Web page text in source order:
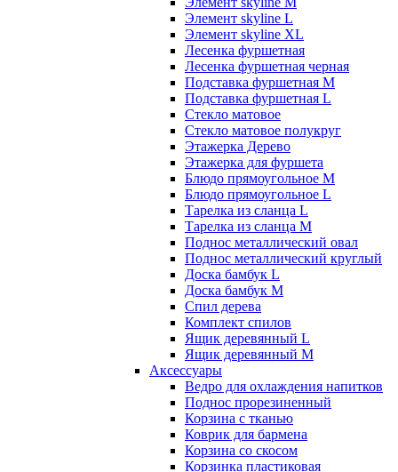
Элемент skyline L
Элемент skyline XL
Лесенка фуршетная
Лесенка фуршетная черная
Подставка фуршетная M
Подставка фуршетная L
Стекло матовое
Стекло матовое полукруг
Этажерка Дерево
Этажерка для фуршета
Блюдо прямоугольное M
Блюдо прямоугольное L
Тарелка из сланца L
Тарелка из сланца M
Поднос металлический овал
Поднос металлический круглый
Доска бамбук L
Доска бамбук M
Спил дерева
Комплект спилов
Ящик деревянный L
Ящик деревянный M
Аксессуары
Ведро для охлаждения напитков
Поднос прорезиненный
Корзина с тканью
Коврик для бармена
Корзина со скосом
Корзинка пластиковая